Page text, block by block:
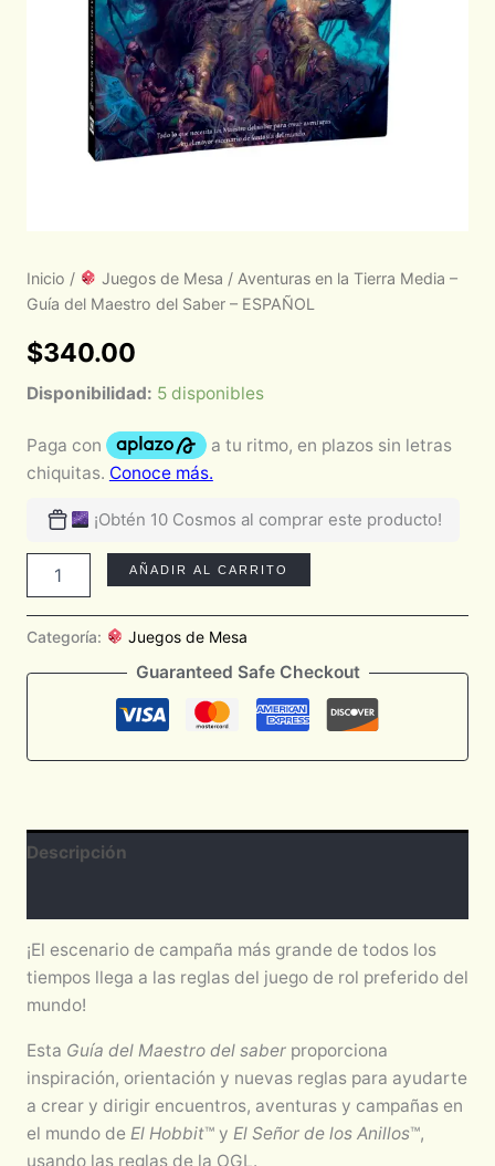
Inicio / Juegos de Mesa / Aventuras en la Tierra Media –
Guía del Maestro del Saber – ESPAÑOL
$340.00
Disponibilidad: 5 disponibles
¡Obtén 10 Cosmos al comprar este producto!
AÑADIR AL CARRITO
Categoría: Juegos de Mesa
Guaranteed Safe Checkout
Descripción
¡El escenario de campaña más grande de todos los
tiempos llega a las reglas del juego de rol preferido del
mundo!
Esta Guía del Maestro del saberproporciona
inspiración, orientación y nuevas reglas para ayudarte
a crear y dirigir encuentros, aventuras y campañas en
el mundo de El Hobbit™ y El Señor de los Anillos™,
usando las reglas de la OGL.